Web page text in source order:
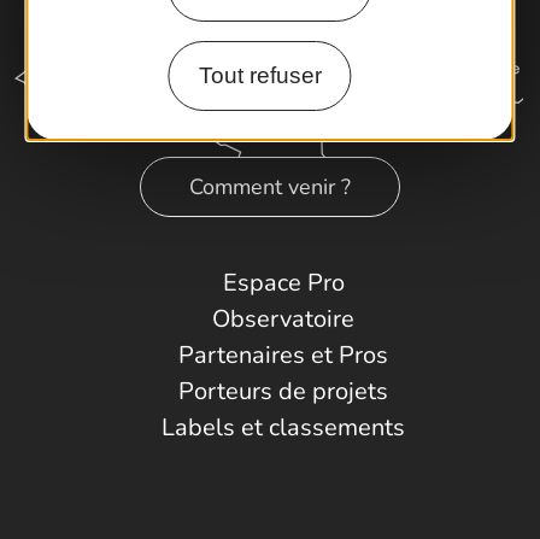
Tout refuser
Comment venir ?
Espace Pro
Observatoire
Partenaires et Pros
Porteurs de projets
Labels et classements